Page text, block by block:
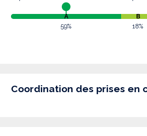
A B
59% 18%
Coordination des prises en